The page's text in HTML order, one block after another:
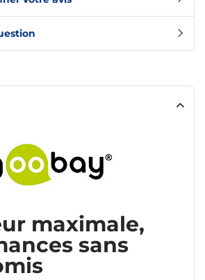
maximale,
sans